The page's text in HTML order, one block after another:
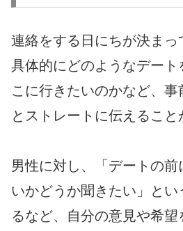
連絡をする日にちが決まっ
具体的にどのようなデー
こに行きたいのかなど、
とストレートに伝えること
男性に対し、「デートの前
いかどうか聞きたい」とい
るなど、自分の意見や希望